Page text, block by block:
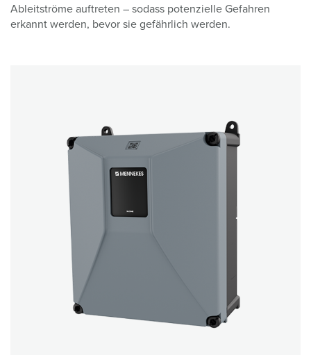
Ableitströme auftreten – sodass potenzielle Gefahren
erkannt werden, bevor sie gefährlich werden.